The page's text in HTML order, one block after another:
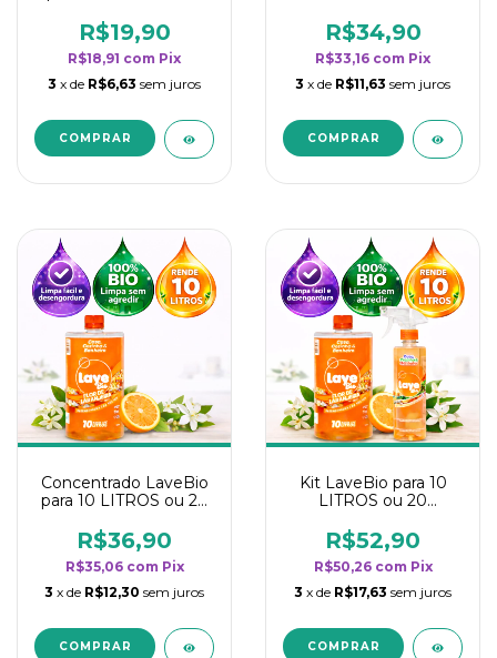
rendimento da
categoria - Flor de
Laranjeira
R$19,90
R$18,91 com Pix
3 x de R$6,63 sem juros
rendimento da
categoria - Flor de
Laranjeira
R$34,90
R$33,16 com Pix
3 x de R$11,63 sem juros
Concentrado LaveBio
para 10 LITROS ou 20
rendimento da
categoria - Flor de
Laranjeira
R$36,90
R$35,06 com Pix
3 x de R$12,30 sem juros
Kit LaveBio para 10
LITROS ou 20
rendimento da
categoria - Flor de
Laranjeira
R$52,90
R$50,26 com Pix
3 x de R$17,63 sem juros